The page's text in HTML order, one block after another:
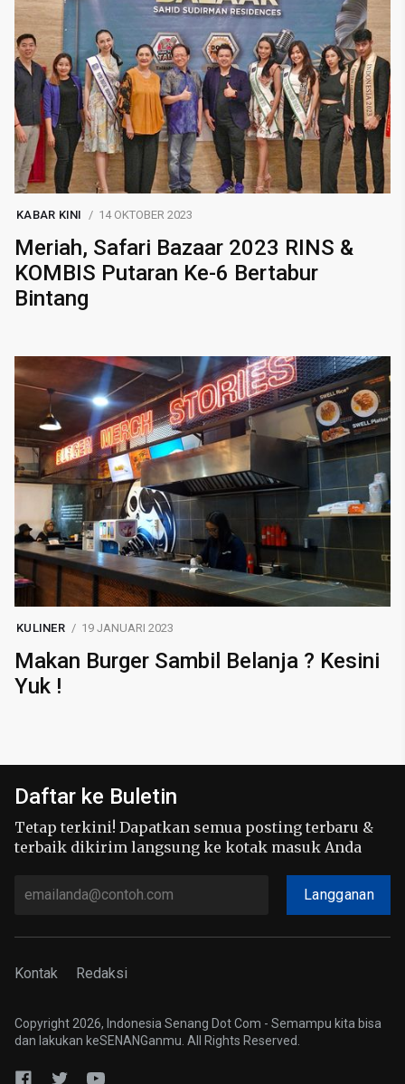
KABAR KINI 14 OKTOBER 2023
Meriah, Safari Bazaar 2023 RINS &
KOMBIS Putaran Ke-6 Bertabur
Bintang
KULINER 19 JANUARI 2023
Makan Burger Sambil Belanja ? Kesini
Yuk !
Daftar ke Buletin
Tetap terkini! Dapatkan semua posting terbaru &
terbaik dikirim langsung ke kotak masuk Anda
Langganan
Kontak Redaksi
Copyright 2026, Indonesia Senang Dot Com - Semampu kita bisa
dan lakukan keSENANGanmu. All Rights Reserved.